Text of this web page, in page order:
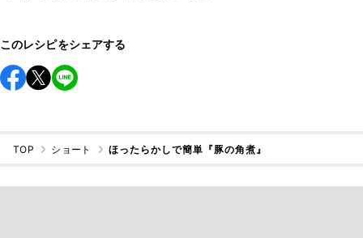
このレシピをシェアする
TOP ショート ほったらかしで簡単『豚の角煮』